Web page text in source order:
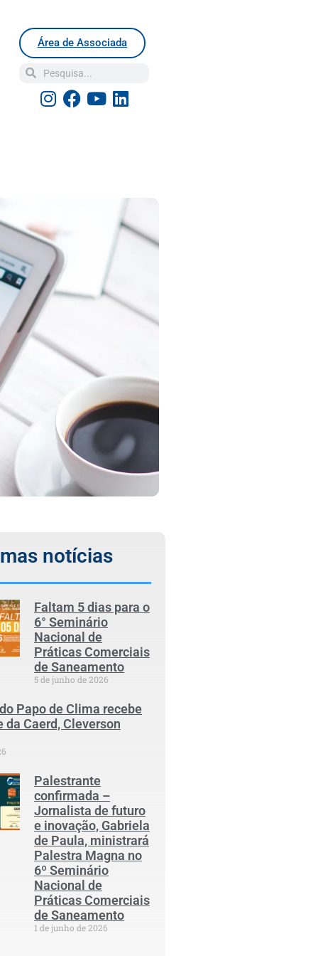
Área de Associada
notícias
Faltam 5 dias para o
6° Seminário
Nacional de
Práticas Comerciais
de Saneamento
5 de junho de 2026
Papo de Clima recebe
da Caerd, Cleverson
Palestrante
confirmada –
Jornalista de futuro
e inovação, Gabriela
de Paula, ministrará
Palestra Magna no
6º Seminário
Nacional de
Práticas Comerciais
de Saneamento
1 de junho de 2026